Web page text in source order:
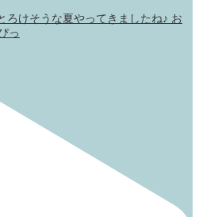
ろけそうな夏やってきましたね♪ お
っ